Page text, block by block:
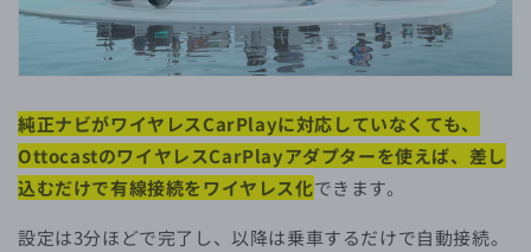
純正ナビがワイヤレスCarPlayに対応していなくても、
OttocastのワイヤレスCarPlayアダプターを使えば、差し
込むだけで有線接続をワイヤレス化できます。
設定は3分ほどで完了し、以降は乗車するだけで自動接続。